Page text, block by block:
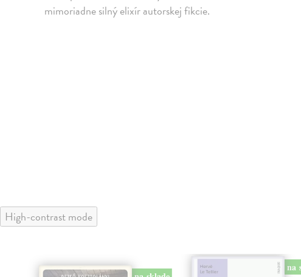
mimoriadne silný elixír autorskej fikcie.
High-contrast mode
na